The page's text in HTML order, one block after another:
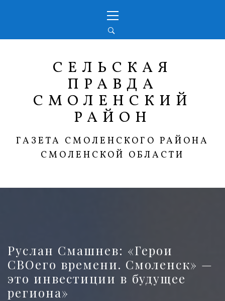
меню
СЕЛЬСКАЯ
ПРАВДА
СМОЛЕНСКИЙ
РАЙОН
ГАЗЕТА СМОЛЕНСКОГО РАЙОНА
СМОЛЕНСКОЙ ОБЛАСТИ
Руслан Смашнев: «Герои
СВОего времени. Смоленск» —
это инвестиции в будущее
региона»